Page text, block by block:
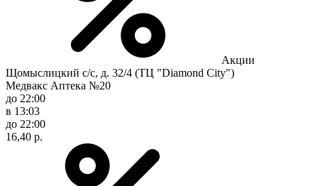
Акции
Щомыслицкий с/с, д. 32/4 (ТЦ "Diamond City")
Медвакс Аптека №20
до 22:00
в 13:03
до 22:00
16,40 р.